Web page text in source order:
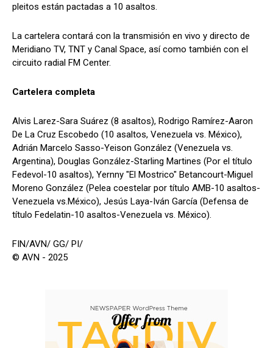
pleitos están pactadas a 10 asaltos.
La cartelera contará con la transmisión en vivo y directo de
Meridiano TV, TNT y Canal Space, así como también con el
circuito radial FM Center.
Cartelera completa
Alvis Larez-Sara Suárez (8 asaltos), Rodrigo Ramírez-Aaron
De La Cruz Escobedo (10 asaltos, Venezuela vs. México),
Adrián Marcelo Sasso-Yeison González (Venezuela vs.
Argentina), Douglas González-Starling Martines (Por el título
Fedevol-10 asaltos), Yernny "El Mostrico" Betancourt-Miguel
Moreno González (Pelea coestelar por título AMB-10 asaltos-
Venezuela vs.México), Jesús Laya-Iván García (Defensa de
título Fedelatin-10 asaltos-Venezuela vs. México).
FIN/AVN/ GG/ PI/
© AVN - 2025